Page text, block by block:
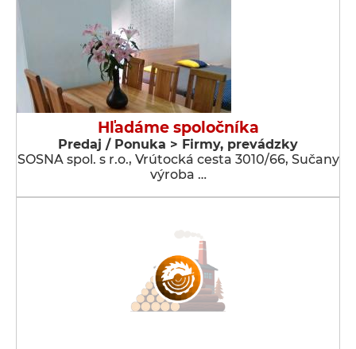
Hľadáme spoločníka
Predaj / Ponuka > Firmy, prevádzky
SOSNA spol. s r.o., Vrútocká cesta 3010/66, Sučany
výroba …